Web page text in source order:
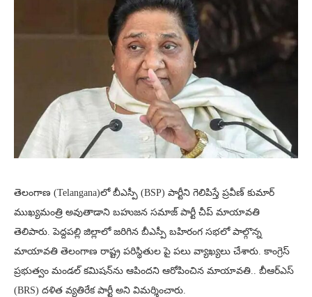
తెలంగాణ (Telangana)లో బీఎస్పీ (BSP) పార్టీని గెలిపిస్తే ప్రవీణ్ కుమార్
ముఖ్యమంత్రి అవుతాడాని బహుజన సమాజ్ పార్టీ చీప్ మాయావతి
తెలిపారు. పెద్దపల్లి జిల్లాలో జరిగిన బీఎస్పీ బహిరంగ సభలో పాల్గొన్న
మాయావతి తెలంగాణ రాష్ట్ర పరిస్థితుల పై పలు వ్యాఖ్యలు చేశారు. కాంగ్రెస్
ప్రభుత్వం మండల్ కమిషన్‌ను ఆపిందని ఆరోపించిన మాయావతి.. బీఆర్ఎస్
(BRS) దళిత వ్యతిరేక పార్టీ అని విమ‌ర్శించారు.